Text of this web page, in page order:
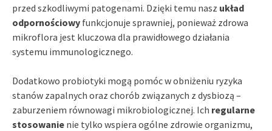
przed szkodliwymi patogenami. Dzięki temu nasz układ
odpornościowy funkcjonuje sprawniej, ponieważ zdrowa
mikroflora jest kluczowa dla prawidłowego działania
systemu immunologicznego.
Dodatkowo probiotyki mogą pomóc w obniżeniu ryzyka
stanów zapalnych oraz chorób związanych z dysbiozą –
zaburzeniem równowagi mikrobiologicznej. Ich regularne
stosowanie nie tylko wspiera ogólne zdrowie organizmu,